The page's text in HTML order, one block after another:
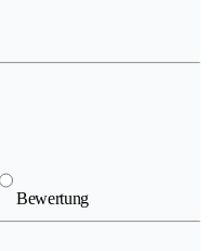
Bewertung